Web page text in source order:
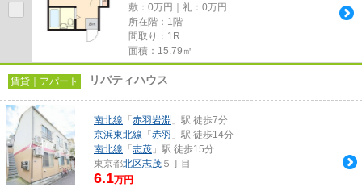
敷：0万円｜礼：0万円
所在階：1階
間取り：1R
面積：15.79㎡
賃貸｜アパート リバティハウス
南北線 「 赤羽岩淵 」駅 徒歩7分
京浜東北線 「 赤羽 」駅 徒歩14分
南北線 「 志茂 」駅 徒歩15分
東京都北区志茂 ５丁目
6.1万円